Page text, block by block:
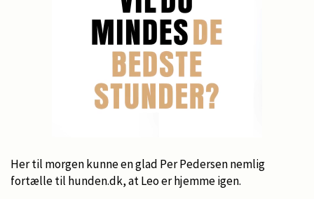
Her til morgen kunne en glad Per Pedersen nemlig
fortælle til hunden.dk, at Leo er hjemme igen.